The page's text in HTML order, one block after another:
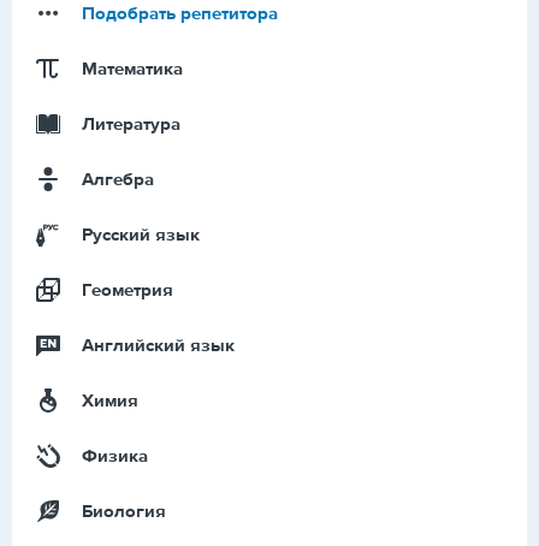
Подобрать репетитора
Математика
Литература
Алгебра
Русский язык
Геометрия
Английский язык
Химия
Физика
Биология